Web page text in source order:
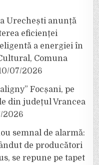
Urechești anunță
eficienței
a energiei în
Comuna
07/2026
Focșani, pe
din județul Vrancea
2026
semnal de alarmă:
de producători
se repune pe tapet